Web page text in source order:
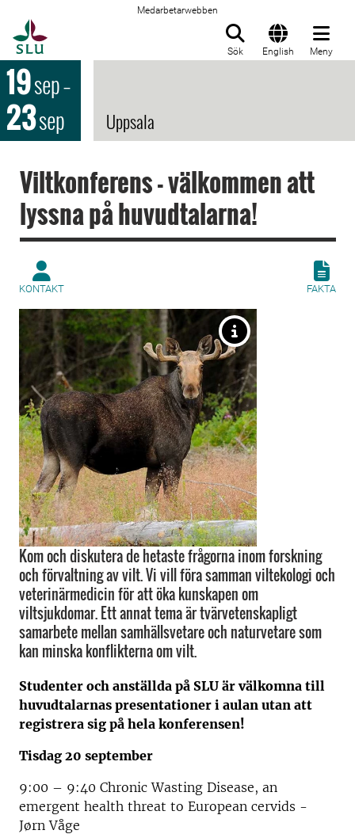
Medarbetarwebben
Sök English Meny
19sep–
23sep Uppsala
Viltkonferens - välkommen att
lyssna på huvudtalarna!
KONTAKT FAKTA
Kom och diskutera de hetaste frågorna inom forskning
och förvaltning av vilt. Vi vill föra samman viltekologi och
veterinärmedicin för att öka kunskapen om
viltsjukdomar. Ett annat tema är tvärvetenskapligt
samarbete mellan samhällsvetare och naturvetare som
kan minska konflikterna om vilt.
Studenter och anställda på SLU är välkomna till
huvudtalarnas presentationer i aulan utan att
registrera sig på hela konferensen!
Tisdag 20 september
9:00 – 9:40 Chronic Wasting Disease, an
emergent health threat to European cervids -
Jørn Våge